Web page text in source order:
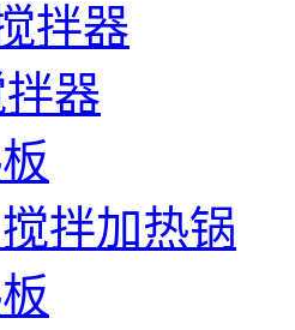
拌器
器
拌加热锅